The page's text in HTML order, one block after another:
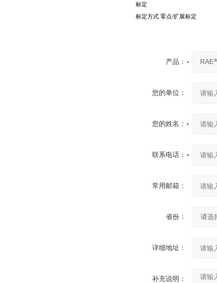
标定
标定方式 零点/扩展标定
产品：
您的单位：
您的姓名：
联系电话：
常用邮箱：
省份：
详细地址：
补充说明：